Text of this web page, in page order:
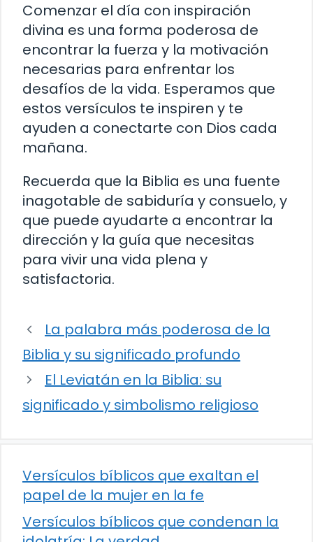
Comenzar el día con inspiración
divina es una forma poderosa de
encontrar la fuerza y la motivación
necesarias para enfrentar los
desafíos de la vida. Esperamos que
estos versículos te inspiren y te
ayuden a conectarte con Dios cada
mañana.
Recuerda que la Biblia es una fuente
inagotable de sabiduría y consuelo, y
que puede ayudarte a encontrar la
dirección y la guía que necesitas
para vivir una vida plena y
satisfactoria.
La palabra más poderosa de la
Biblia y su significado profundo
El Leviatán en la Biblia: su
significado y simbolismo religioso
Versículos bíblicos que exaltan el
papel de la mujer en la fe
Versículos bíblicos que condenan la